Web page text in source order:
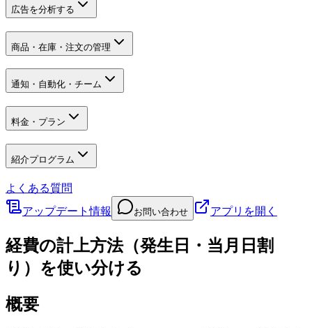
広告を分析する
商品・在庫・注文の管理
通知・自動化・チーム
料金・プラン
紹介プログラム
よくある質問
アップデート情報
お問い合わせ アプリを開く
経費の計上方法（発生日・当月日割
り）を使い分ける
概要